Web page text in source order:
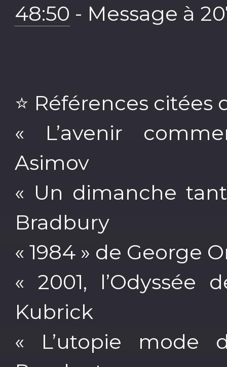
48:50 - Message à
⭐️ Références citées
« L’avenir
Asimov
« Un dimanche
Bradbury
« 1984 » de George
« 2001, l’Odyssée
Kubrick
« L’utopie mode